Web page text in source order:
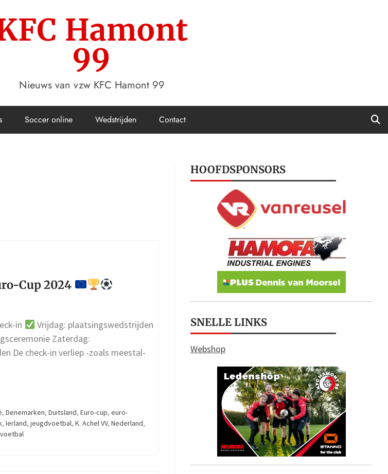
Hamont
99
Nieuws van vzw KFC Hamont 99
Soccer online Wedstrijden Contact
Cup 2024
in
Vrijdag: plaatsingswedstrijden
Zaterdag:
De check-in verliep -zoals meestal-
,Denemarken,Duitsland,Euro-cup,euro-
,Ierland,jeugdvoetbal,K. Achel VV,Nederland,
voetbal
HOOFDSPONSORS
SNELLE LINKS
Webshop